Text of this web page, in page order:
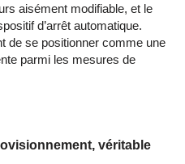
aisément modifiable, et le
d’arrêt automatique.
de se positionner comme une
parmi les mesures de
véritable